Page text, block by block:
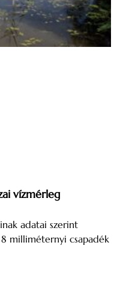
vízmérleg
adatai szerint
milliméternyi csapadék